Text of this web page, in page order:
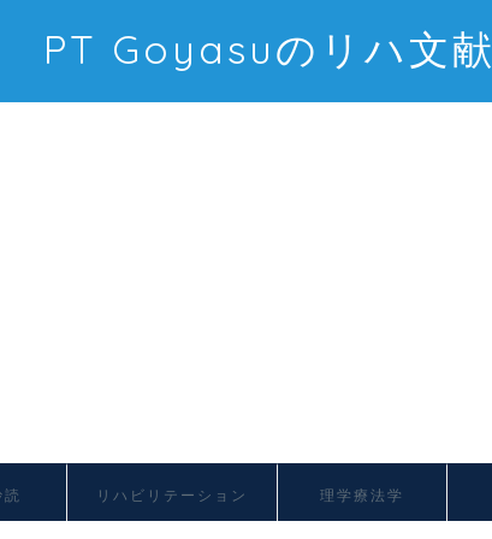
PT Goyasuのリハ文献
読 リハビリテーション 理学療法学